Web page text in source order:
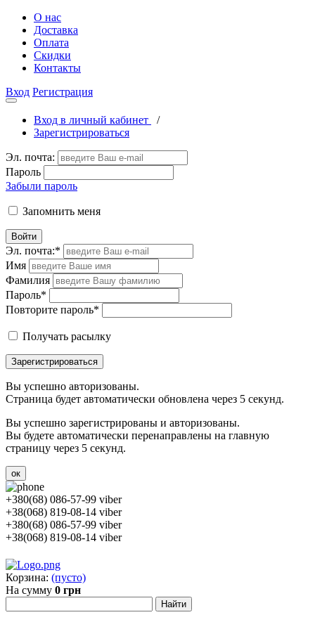
О нас
Доставка
Оплата
Скидки
Контакты
Вход Регистрация
Вход в личный кабинет
/
Зарегистрироваться
Эл. почта:
Пароль
Забыли пароль
Запомнить меня
Войти
Эл. почта:*
Имя
Фамилия
Пароль*
Повторите пароль*
Получать расылку
Зарегистрироваться
Вы успешно авторизованы.
Страница будет автоматически обновлена через 5 секунд.
Вы успешно зарегистрированы и авторизованы.
Вы будете автоматически перенаправлены на главную
страницу через 5 секунд.
ок
+380(68) 086-57-99 viber
+38(068) 819-08-14 viber
+380(68) 086-57-99 viber
+38(068) 819-08-14 viber
Корзина: (пусто)
На сумму 0 грн